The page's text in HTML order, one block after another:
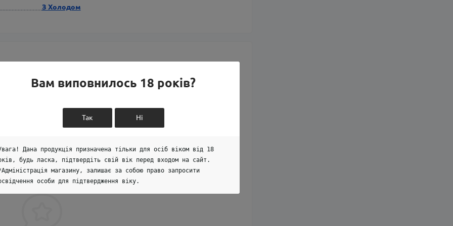
З Холодом
станьте першим, залиште свій відгук.
Вам виповнилось 18 років?
Так Ні
Дана продукція призначена тільки для осіб віком від 18
будь ласка, підтвердіть свій вік перед входом на сайт.
магазину, залишає за собою право запросити
особи для підтвердження віку.